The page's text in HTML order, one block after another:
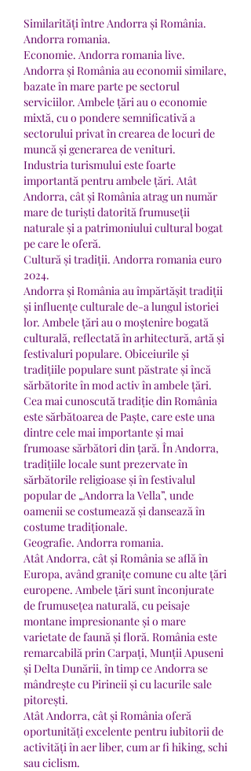
Similarități între Andorra și România.
Andorra romania.
Economie. Andorra romania live.
Andorra și România au economii similare,
bazate în mare parte pe sectorul
serviciilor. Ambele țări au o economie
mixtă, cu o pondere semnificativă a
sectorului privat în crearea de locuri de
muncă și generarea de venituri.
Industria turismului este foarte
importantă pentru ambele țări. Atât
Andorra, cât și România atrag un număr
mare de turiști datorită frumuseții
naturale și a patrimoniului cultural bogat
pe care le oferă.
Cultură și tradiții. Andorra romania euro
2024.
Andorra și România au împărtășit tradiții
și influențe culturale de-a lungul istoriei
lor. Ambele țări au o moștenire bogată
culturală, reflectată în arhitectură, artă și
festivaluri populare. Obiceiurile și
tradițiile populare sunt păstrate și încă
sărbătorite în mod activ în ambele țări.
Cea mai cunoscută tradiție din România
este sărbătoarea de Paște, care este una
dintre cele mai importante și mai
frumoase sărbători din țară. În Andorra,
tradițiile locale sunt prezervate în
sărbătorile religioase și în festivalul
popular de „Andorra la Vella”, unde
oamenii se costumează și dansează în
costume tradiționale.
Geografie. Andorra romania.
Atât Andorra, cât și România se află în
Europa, având granițe comune cu alte țări
europene. Ambele țări sunt înconjurate
de frumusețea naturală, cu peisaje
montane impresionante și o mare
varietate de faună și floră. România este
remarcabilă prin Carpați, Munții Apuseni
și Delta Dunării, în timp ce Andorra se
mândrește cu Pirineii și cu lacurile sale
pitorești.
Atât Andorra, cât și România oferă
oportunități excelente pentru iubitorii de
activități în aer liber, cum ar fi hiking, schi
sau ciclism.